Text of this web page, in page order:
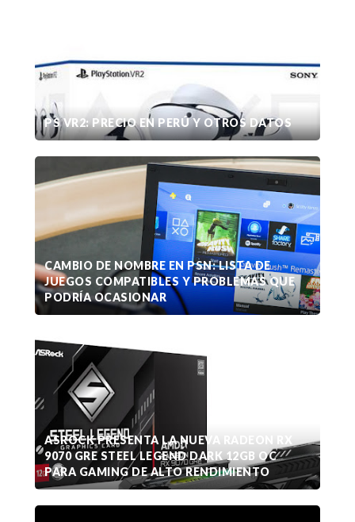
PS VR2: PRECIO EN PERÚ Y OTROS DATOS
CAMBIO DE NOMBRE EN PSN: LISTA DE
JUEGOS COMPATIBLES Y PROBLEMAS QUE
PODRÍA OCASIONAR
ASROCK PRESENTA LA NUEVA RADEON RX
9070 GRE STEEL LEGEND DARK 12GB OC
PARA GAMING DE ALTO RENDIMIENTO